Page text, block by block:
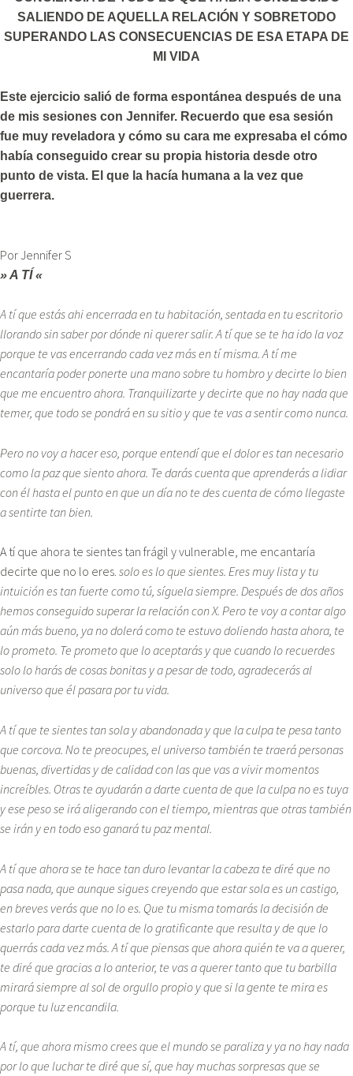
SALIENDO DE AQUELLA RELACIÓN Y SOBRETODO
SUPERANDO LAS CONSECUENCIAS DE ESA ETAPA DE
MI VIDA
Este ejercicio salió de forma espontánea después de una
de mis sesiones con Jennifer. Recuerdo que esa sesión
fue muy reveladora y cómo su cara me expresaba el cómo
había conseguido crear su propia historia desde otro
punto de vista. El que la hacía humana a la vez que
guerrera.
Por Jennifer S
» A TÍ «
A tí que estás ahi encerrada en tu habitación, sentada en tu escritorio
llorando sin saber por dónde ni querer salir. A tí que se te ha ido la voz
porque te vas encerrando cada vez más en tí misma. A tí me
encantaría poder ponerte una mano sobre tu hombro y decirte lo bien
que me encuentro ahora. Tranquilizarte y decirte que no hay nada que
temer, que todo se pondrá en su sitio y que te vas a sentir como nunca.
Pero no voy a hacer eso, porque entendí que el dolor es tan necesario
como la paz que siento ahora. Te darás cuenta que aprenderás a lidiar
con él hasta el punto en que un día no te des cuenta de cómo llegaste
a sentirte tan bien.
A tí que ahora te sientes tan frágil y vulnerable, me encantaría
decirte que no lo eres. solo es lo que sientes. Eres muy lista y tu
intuición es tan fuerte como tú, síguela siempre. Después de dos años
hemos conseguido superar la relación con X. Pero te voy a contar algo
aún más bueno, ya no dolerá como te estuvo doliendo hasta ahora, te
lo prometo. Te prometo que lo aceptarás y que cuando lo recuerdes
solo lo harás de cosas bonitas y a pesar de todo, agradecerás al
universo que él pasara por tu vida.
A tí que te sientes tan sola y abandonada y que la culpa te pesa tanto
que corcova. No te preocupes, el universo también te traerá personas
buenas, divertidas y de calidad con las que vas a vivir momentos
increíbles. Otras te ayudarán a darte cuenta de que la culpa no es tuya
y ese peso se irá aligerando con el tiempo, mientras que otras también
se irán y en todo eso ganará tu paz mental.
A tí que ahora se te hace tan duro levantar la cabeza te diré que no
pasa nada, que aunque sigues creyendo que estar sola es un castigo,
en breves verás que no lo es. Que tu misma tomarás la decisión de
estarlo para darte cuenta de lo gratificante que resulta y de que lo
querrás cada vez más. A tí que piensas que ahora quién te va a querer,
te diré que gracias a lo anterior, te vas a querer tanto que tu barbilla
mirará siempre al sol de orgullo propio y que si la gente te mira es
porque tu luz encandila.
A tí, que ahora mismo crees que el mundo se paraliza y ya no hay nada
por lo que luchar te diré que sí, que hay muchas sorpresas que se